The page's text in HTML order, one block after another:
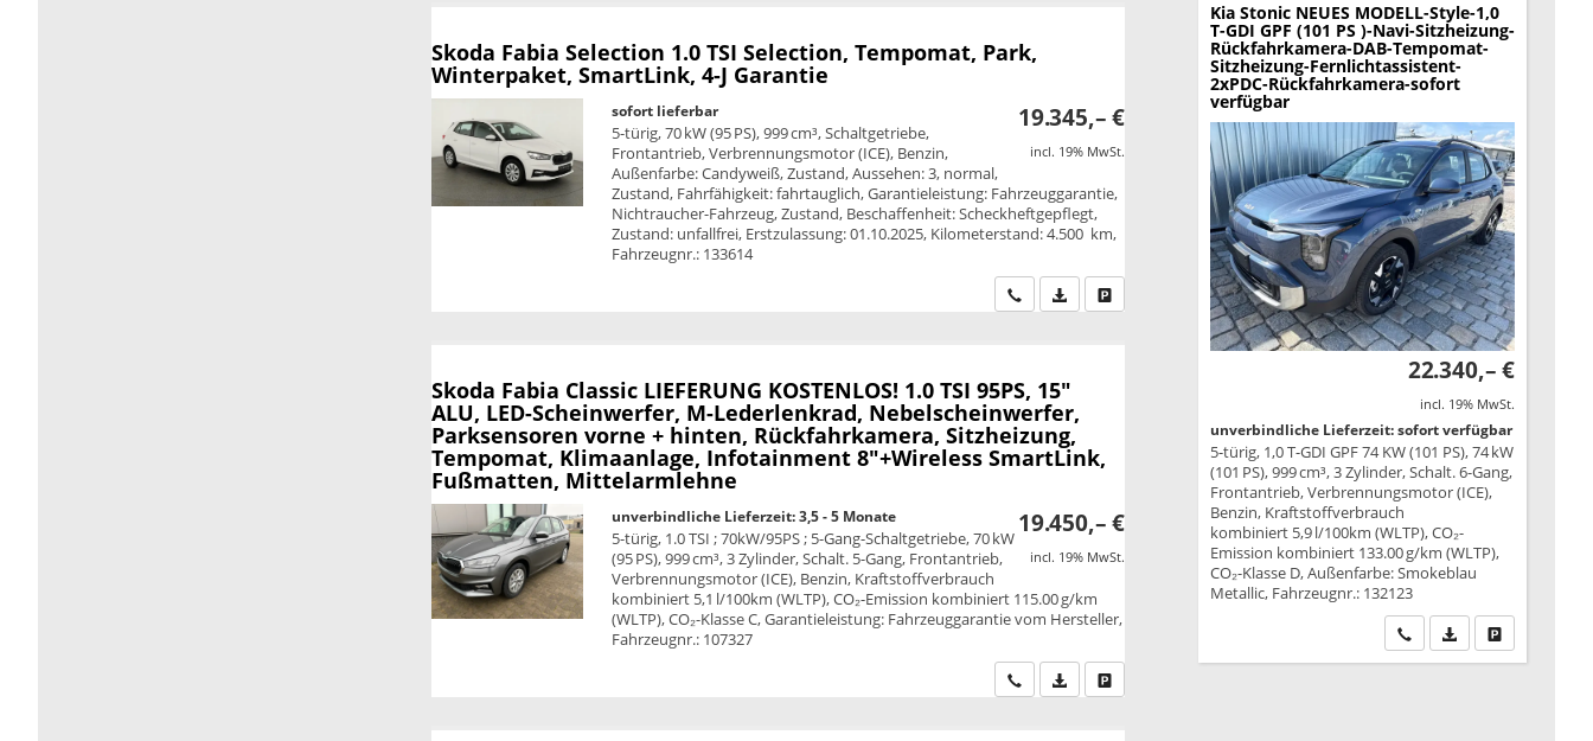
Skoda Fabia Selection 1.0 TSI Selection, Tempomat, Park,
Winterpaket, SmartLink, 4-J Garantie
19.345,– €
incl. 19% MwSt.
sofort lieferbar
5-türig, 70 kW (95 PS), 999 cm³, Schaltgetriebe,
Frontantrieb, Verbrennungsmotor (ICE), Benzin,
Außenfarbe: Candyweiß, Zustand, Aussehen: 3, normal,
Zustand, Fahrfähigkeit: fahrtauglich, Garantieleistung: Fahrzeuggarantie,
Nichtraucher-Fahrzeug, Zustand, Beschaffenheit: Scheckheftgepflegt,
Zustand: unfallfrei, Erstzulassung: 01.10.2025, Kilometerstand: 4.500 km,
Fahrzeugnr.: 133614
Wir rufen Sie anPDF-Datei, Fahrzeugexposé drucken
Drucken, parken oder vergleichen
Skoda Fabia Classic LIEFERUNG KOSTENLOS! 1.0 TSI 95PS, 15"
ALU, LED-Scheinwerfer, M-Lederlenkrad, Nebelscheinwerfer,
Parksensoren vorne + hinten, Rückfahrkamera, Sitzheizung,
Tempomat, Klimaanlage, Infotainment 8"+Wireless SmartLink,
Fußmatten, Mittelarmlehne
19.450,– €
incl. 19% MwSt.
unverbindliche Lieferzeit: 3,5 - 5 Monate
5-türig, 1.0 TSI ; 70kW/95PS ; 5-Gang-Schaltgetriebe, 70 kW
(95 PS), 999 cm³, 3 Zylinder, Schalt. 5-Gang, Frontantrieb,
Verbrennungsmotor (ICE), Benzin, Kraftstoffverbrauch
kombiniert 5,1 l/100km (WLTP), CO₂-Emission kombiniert 115.00 g/km
(WLTP), CO₂-Klasse C, Garantieleistung: Fahrzeuggarantie vom Hersteller,
Fahrzeugnr.: 107327
Wir rufen Sie anPDF-Datei, Fahrzeugexposé drucken
Kia Stonic NEUES MODELL-Style-1,0
T-GDI GPF (101 PS )-Navi-Sitzheizung-
Rückfahrkamera-DAB-Tempomat-
Sitzheizung-Fernlichtassistent-
2xPDC-Rückfahrkamera-sofort
verfügbar
22.340,– €
incl. 19% MwSt.
unverbindliche Lieferzeit: sofort verfügbar
5-türig, 1,0 T-GDI GPF 74 KW (101 PS), 74 kW
(101 PS), 999 cm³, 3 Zylinder, Schalt. 6-Gang,
Frontantrieb, Verbrennungsmotor (ICE),
Benzin, Kraftstoffverbrauch
kombiniert 5,9 l/100km (WLTP), CO₂-
Emission kombiniert 133.00 g/km (WLTP),
CO₂-Klasse D, Außenfarbe: Smokeblau
Metallic, Fahrzeugnr.: 132123
Wir rufen Sie an
PDF-Datei,Drucken,